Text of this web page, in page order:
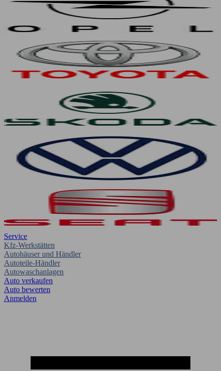
Service
Kfz-Werkstätten
Autohäuser und Händler
Autoteile-Händler
Autowaschanlagen
Auto verkaufen
Auto bewerten
Anmelden